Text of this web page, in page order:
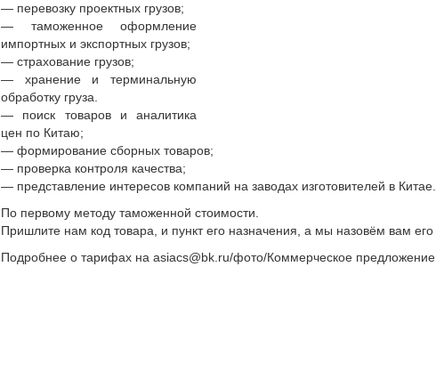
— перевозку проектных грузов;
— таможенное оформление
импортных и экспортных грузов;
— страхование грузов;
— хранение и терминальную
обработку груза.
— поиск товаров и аналитика
цен по Китаю;
— формирование сборных товаров;
— проверка контроля качества;
— представление интересов компаний на заводах изготовителей в Китае.
По первому методу таможенной стоимости.
Пришлите нам код товара, и пункт его назначения, а мы назовём вам его
Подробнее о тарифах на asiacs@bk.ru/фото/Коммерческое предложение.